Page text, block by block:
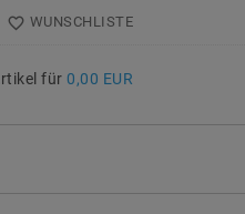
WUNSCHLISTE
für 0,00 EUR